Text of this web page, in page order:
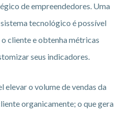
de empreendedores. Uma
tecnológico é possível
cliente e obtenha métricas
seus indicadores.
elevar o volume de vendas da
organicamente; o que gera